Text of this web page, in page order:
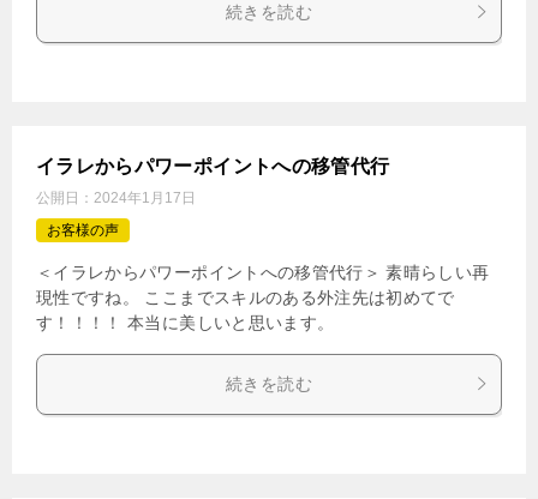
続きを読む
イラレからパワーポイントへの移管代行
公開日： 2024年1月17日
お客様の声
＜イラレからパワーポイントへの移管代行＞ 素晴らしい再
現性ですね。 ここまでスキルのある外注先は初めてで
す！！！！ 本当に美しいと思います。
続きを読む